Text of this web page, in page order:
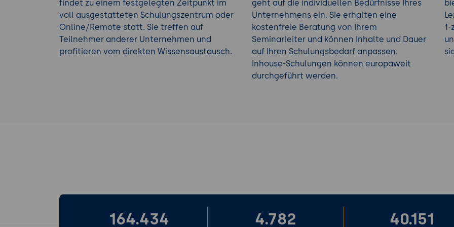
findet zu einem festgelegten Zeitpunkt im
voll ausgestatteten Schulungszentrum oder
Online/Remote statt. Sie treffen auf
Teilnehmer anderer Unternehmen und
profitieren vom direkten Wissensaustausch.
geht auf die individuellen Bedürfnisse Ihres
Unternehmens ein. Sie erhalten eine
kostenfreie Beratung von Ihrem
Seminarleiter und können Inhalte und Dauer
auf Ihren Schulungsbedarf anpassen.
Inhouse-Schulungen können europaweit
durchgeführt werden.
164.434 4.782 40.151